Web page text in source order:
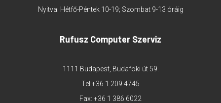
Nyitva: Hétfő-Péntek 10-19; Szombat 9-13 óráig
Rufusz Computer Szerviz
1111 Budapest, Budafoki út 59.
Tel:+36 1 209 4745
Fax: +36 1 386 6022